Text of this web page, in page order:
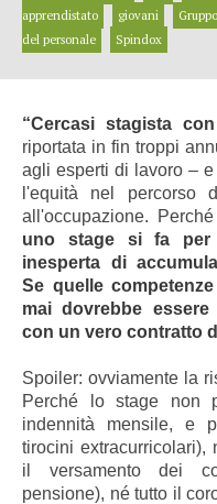
apprendistato
giovani
del personale
Spindox
“Cercasi stagista
riportata in fin troppi
agli esperti di lavoro –
l'equità nel percorso
all'occupazione.
uno stage si fa per
inesperta di
Se quelle
mai dovrebbe
con un vero contratto
Spoiler: ovviamente la
Perché lo stage non
indennità mensile, e
tirocini extracurricolari),
il versamento dei
pensione), né tutto il